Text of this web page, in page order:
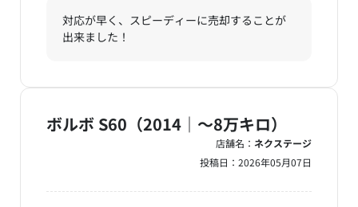
対応が早く、スピーディーに売却することが
出来ました！
ボルボ S60（2014｜～8万キロ）
店舗名： ネクステージ
投稿日： 2026年05月07日